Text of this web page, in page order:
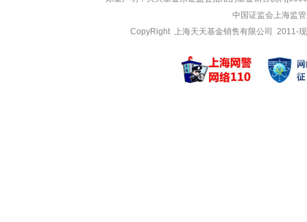
中国证监会上海监
CopyRight 上海天天基金销售有限公司 2011-